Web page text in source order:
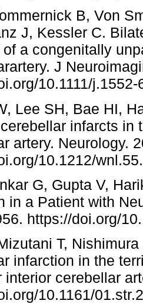
B, Von
J, Kessler C.
a congenitally
J
10.1111/
Lee SH, Bae HI,
infarcts in
artery. Neurology.
10.1212/
G, Gupta V,
in a Patient with
https://doi.org/
T,
infarction in the
interior cerebellar
10.1161/